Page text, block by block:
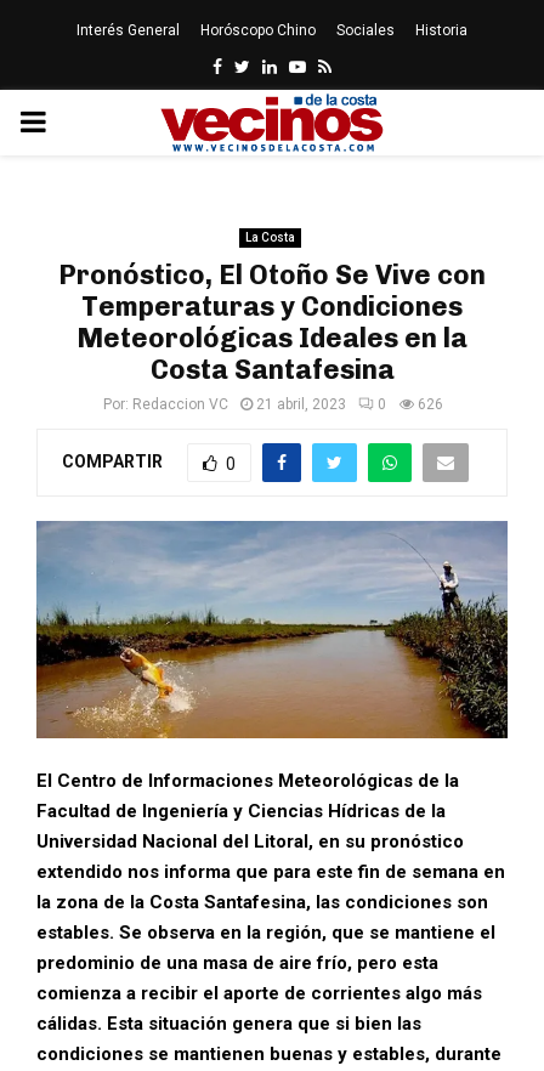
Interés General Horóscopo Chino Sociales Historia
Facebook
Twitter
LinkedinYoutube
Rss
PRIMARY
La Costa
Pronóstico, El Otoño Se Vive con
Temperaturas y Condiciones
Meteorológicas Ideales en la
Costa Santafesina
Por: Redaccion VC 21 abril, 2023 0 626
COMPARTIR 0
El Centro de Informaciones Meteorológicas de la
Facultad de Ingeniería y Ciencias Hídricas de la
Universidad Nacional del Litoral, en su pronóstico
extendido nos informa que para este fin de semana en
la zona de la Costa Santafesina, las condiciones son
estables. Se observa en la región, que se mantiene el
predominio de una masa de aire frío, pero esta
comienza a recibir el aporte de corrientes algo más
cálidas. Esta situación genera que si bien las
condiciones se mantienen buenas y estables, durante